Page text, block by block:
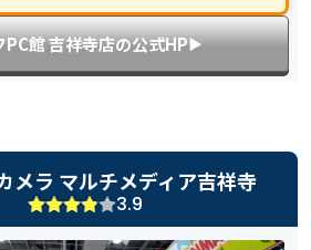
PC館 吉祥寺店の公式HP▶︎
メラ マルチメディア吉祥寺
3.9